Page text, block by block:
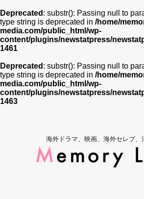
Deprecated : substr(): Passing null to
type string is deprecated in /home/
media.com/public_html/wp-
content/plugins/newstatpress/
1461
Deprecated : substr(): Passing null to
type string is deprecated in /home/
media.com/public_html/wp-
content/plugins/newstatpress/
1463
海外ドラマ、映画、海外セレブ、